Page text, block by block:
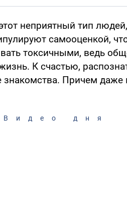
неприятный тип
самооценкой,
токсичными, ведь
К счастью,
знакомства. Причем даже
Видео дня